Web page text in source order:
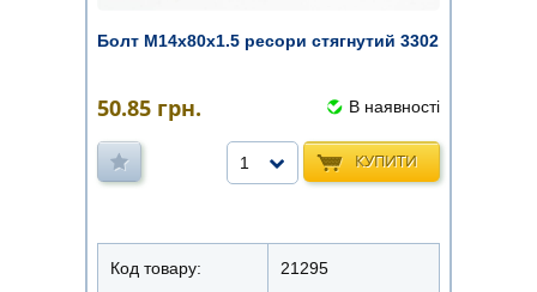
Болт М14х80х1.5 ресори стягнутий 3302
50.85 грн. В наявності
КУПИТИ
1
Код товару: 21295